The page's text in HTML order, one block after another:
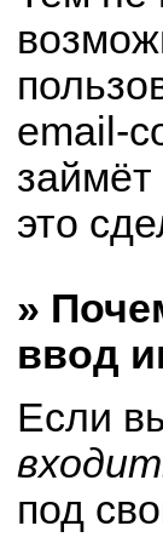
email-
это
»
ввод
Если
под